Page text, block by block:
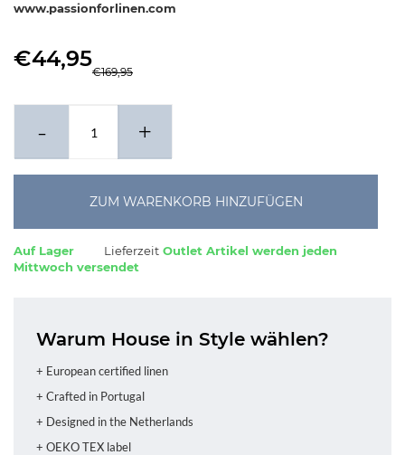
www.passionforlinen.com
€44,95
€169,95
- +
ZUM WARENKORB HINZUFÜGEN
Auf Lager Lieferzeit Outlet Artikel werden jeden
Mittwoch versendet
Warum House in Style wählen?
+ European certified linen
+ Crafted in Portugal
+ Designed in the Netherlands
+ OEKO TEX label